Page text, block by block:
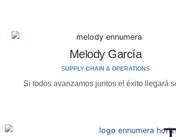
Melody García
SUPPLY CHAIN & OPERATIONS
Si todos avanzamos juntos el éxito llegará